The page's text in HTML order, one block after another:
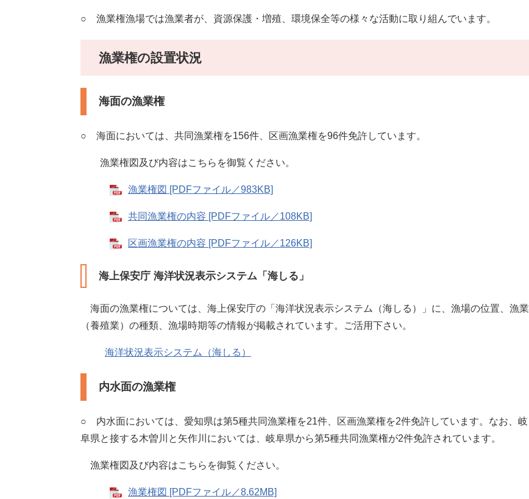
○ 漁業権漁場では漁業者が、資源保護・増殖、環境保全等の様々な活動に取り組んでいます。
漁業権の設置状況
海面の漁業権
○ 海面においては、共同漁業権を156件、区画漁業権を96件免許しています。
漁業権図及び内容はこちらを御覧ください。
漁業権図 [PDFファイル／983KB]
共同漁業権の内容 [PDFファイル／108KB]
区画漁業権の内容 [PDFファイル／126KB]
海上保安庁 海洋状況表示システム「海しる」
海面の漁業権については、海上保安庁の「海洋状況表示システム（海しる）」に、漁場の位置、漁業
（養殖業）の種類、漁場時期等の情報が掲載されています。ご活用下さい。
海洋状況表示システム（海しる）
内水面の漁業権
○ 内水面においては、愛知県は第5種共同漁業権を21件、区画漁業権を2件免許しています。なお、岐
阜県と接する木曽川と矢作川においては、岐阜県から第5種共同漁業権が2件免許されています。
漁業権図及び内容はこちらを御覧ください。
漁業権図 [PDFファイル／8.62MB]